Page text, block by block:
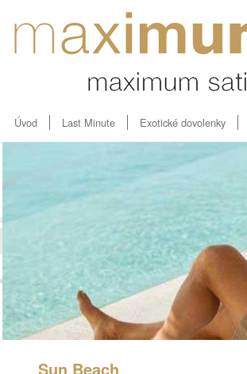
Úvod Last Minute Exotické dovolenky
Sun Beach